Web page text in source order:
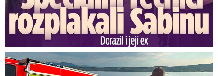
Svědci o tragédii na jezeře Most: Byl to masakr!